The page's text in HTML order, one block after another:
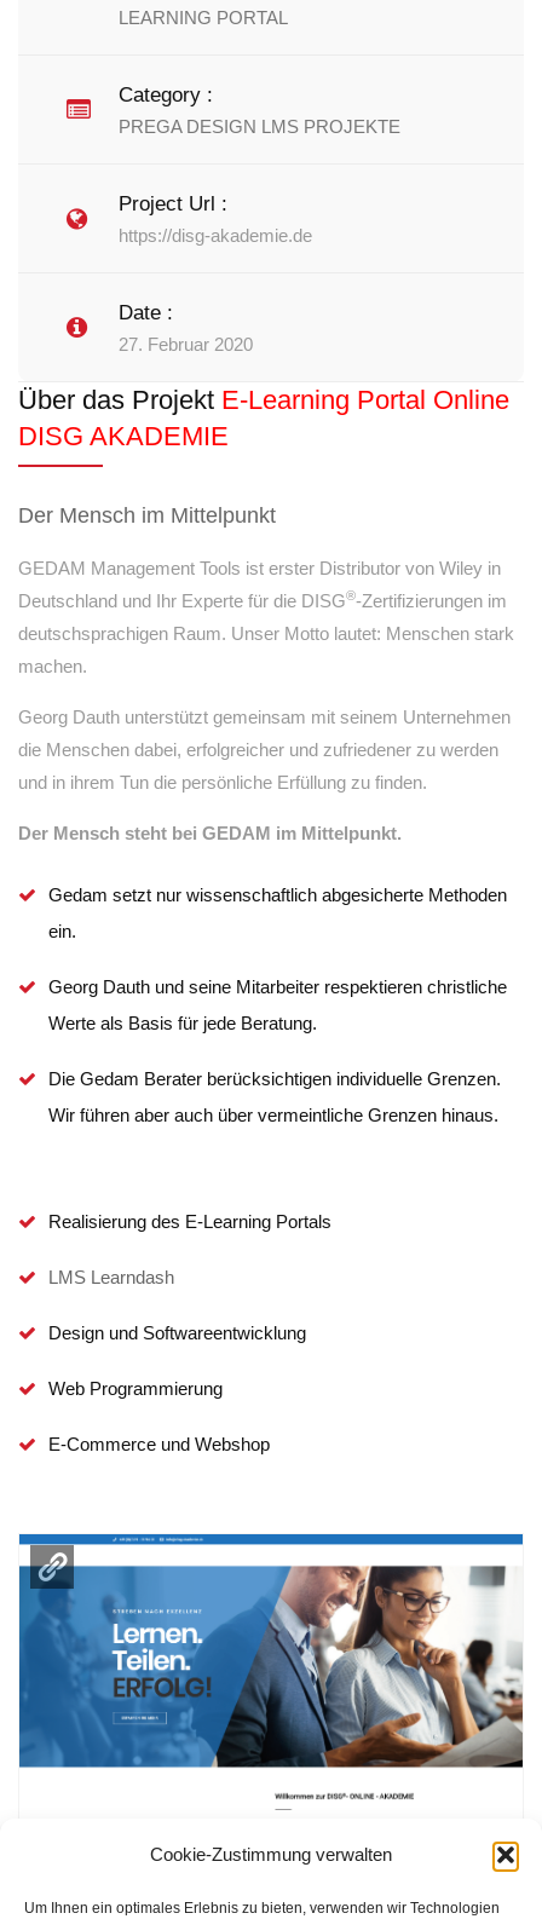
Cookie-Zustimmung verwalten
Um Ihnen ein optimales Erlebnis zu bieten, verwenden wir Technologien
LEARNING PORTAL
Category :
PREGA DESIGN LMS PROJEKTE
Project Url :
https://disg-akademie.de
Date :
27. Februar 2020
Über das Projekt E-Learning Portal Online
DISG AKADEMIE
Der Mensch im Mittelpunkt
GEDAM Management Tools ist erster Distributor von Wiley in
Deutschland und Ihr Experte für die DISG®-Zertifizierungen im
deutschsprachigen Raum. Unser Motto lautet: Menschen stark
machen.
Georg Dauth unterstützt gemeinsam mit seinem Unternehmen
die Menschen dabei, erfolgreicher und zufriedener zu werden
und in ihrem Tun die persönliche Erfüllung zu finden.
Der Mensch steht bei GEDAM im Mittelpunkt.
Gedam setzt nur wissenschaftlich abgesicherte Methoden
ein.
Georg Dauth und seine Mitarbeiter respektieren christliche
Werte als Basis für jede Beratung.
Die Gedam Berater berücksichtigen individuelle Grenzen.
Wir führen aber auch über vermeintliche Grenzen hinaus.
Realisierung des E-Learning Portals
LMS Learndash
Design und Softwareentwicklung
Web Programmierung
E-Commerce und Webshop